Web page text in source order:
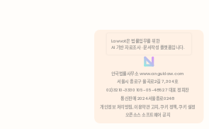
분석 쿠키 허용
Lawvot은 법률업무를 위한
AI 기반 자료조사 · 문서작성 플랫폼입니다.
안국법률사무소 www.anguklaw.com
서울시 종로구 율곡로2길 7, 304호
02)3210-3330 105-05-48527 대표 정희찬
통신판매 2024서울종로0248
개인정보 처리방침, 이용약관 고지, 쿠키 정책, 쿠키 설정
오픈소스 소프트웨어 공지